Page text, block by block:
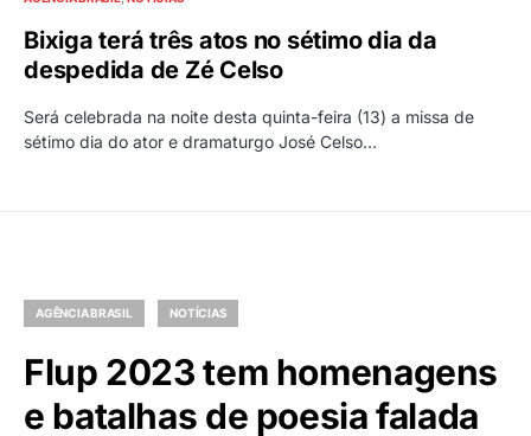
Bixiga terá três atos no sétimo dia da
despedida de Zé Celso
Será celebrada na noite desta quinta-feira (13) a missa de
sétimo dia do ator e dramaturgo José Celso…
AGÊNCIA BRASIL NOTÍCIAS
Flup 2023 tem homenagens
e batalhas de poesia falada